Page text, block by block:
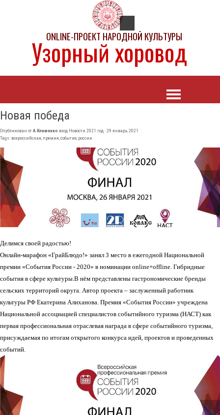
Узорный хоровод
ONLINE-ПРОЕКТ НАРОДНОЙ КУЛЬТУРЫ
Новая победа
Опубликован отА.Клименко вход Новости 2021 год · 29 январь 2021
Tags: всероссийская премия событие россии
Делимся своей радостью!
Онлайн-марафон «ГрайБлюдо!» занял 3 место в ежегодной Национальной
премии «События России - 2020» в номинации online+offline. Гибридные
события в сфере культуры.В нём представлены гастрономические бренды
сельских территорий округа. Автор проекта – заслуженный работник
культуры РФ Екатерина Алиханова. Премия «События России» учреждена
Национальной ассоциацией специалистов событийного туризма (НАСТ) как
первая профессиональная отраслевая награда в сфере событийного туризма,
присуждаемая по итогам открытого конкурса идей, проектов и проведенных
событий.